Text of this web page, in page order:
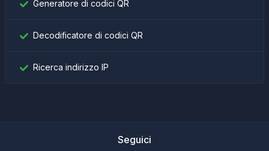
Generatore di codici QR
Decodificatore di codici QR
Ricerca indirizzo IP
Seguici